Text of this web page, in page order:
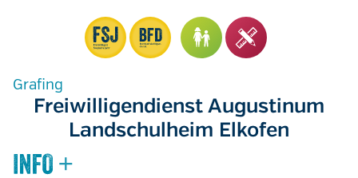
Grafing
Freiwilligendienst Augustinum
Landschulheim Elkofen